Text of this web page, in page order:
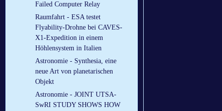
Failed Computer Relay
Raumfahrt - ESA testet
Flyability-Drohne bei CAVES-
X1-Expedition in einem
Höhlensystem in Italien
Astronomie - Synthesia, eine
neue Art von planetarischen
Objekt
Astronomie - JOINT UTSA-
SwRI STUDY SHOWS HOW